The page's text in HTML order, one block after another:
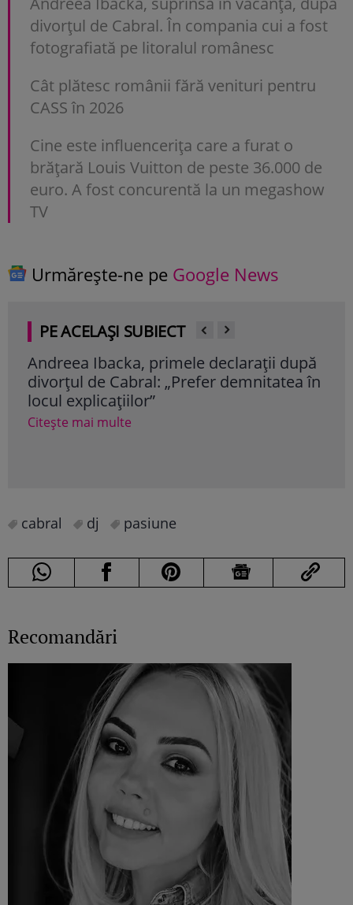
divorțul de Cabral. În compania cui a fost
fotografiată pe litoralul românesc
Cât plătesc românii fără venituri pentru
CASS în 2026
Cine este influencerița care a furat o
brățară Louis Vuitton de peste 36.000 de
euro. A fost concurentă la un megashow
TV
Urmărește-ne pe Google News
PE ACELAȘI SUBIECT
Andreea Ibacka, primele declarații după
divorțul de Cabral: „Prefer demnitatea în
locul explicațiilor”
Citește mai multe
cabral dj pasiune
Recomandări